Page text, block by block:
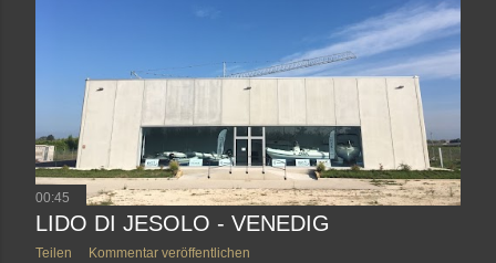
00:45
LIDO DI JESOLO - VENEDIG
Teilen Kommentar veröffentlichen